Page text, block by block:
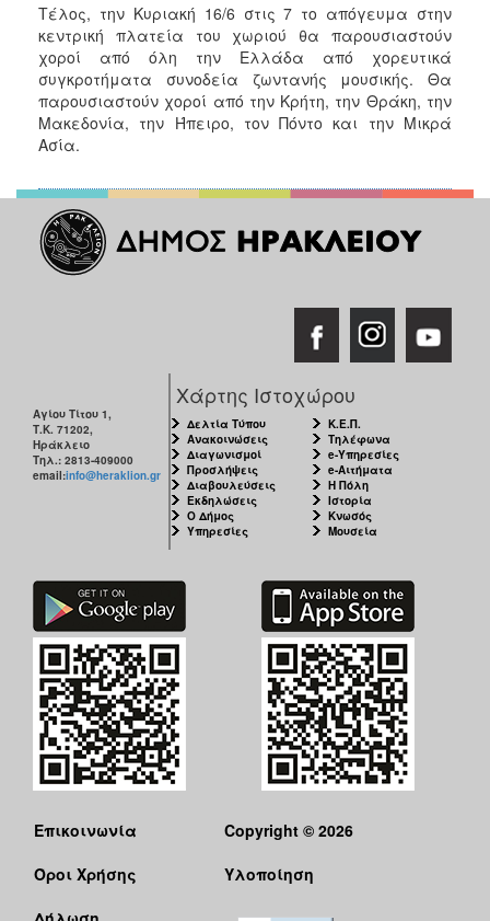
Τέλος, την Κυριακή 16/6 στις 7 το απόγευμα στην
κεντρική πλατεία του χωριού θα παρουσιαστούν
χοροί από όλη την Ελλάδα από χορευτικά
συγκροτήματα συνοδεία ζωντανής μουσικής. Θα
παρουσιαστούν χοροί από την Κρήτη, την Θράκη, την
Μακεδονία, την Ήπειρο, τον Πόντο και την Μικρά
Ασία.
Αγίου Τίτου 1,
Τ.Κ. 71202,
Ηράκλειο
Τηλ.: 2813-409000
email:info@heraklion.gr
Χάρτης Ιστοχώρου
Δελτία Τύπου
Ανακοινώσεις
Διαγωνισμοί
Προσλήψεις
Διαβουλεύσεις
Εκδηλώσεις
Ο Δήμος
Υπηρεσίες
Κ.Ε.Π.
Τηλέφωνα
e-Υπηρεσίες
e-Αιτήματα
Η Πόλη
Ιστορία
Κνωσός
Μουσεία
Επικοινωνία
Όροι Χρήσης
Copyright © 2026
Υλοποίηση